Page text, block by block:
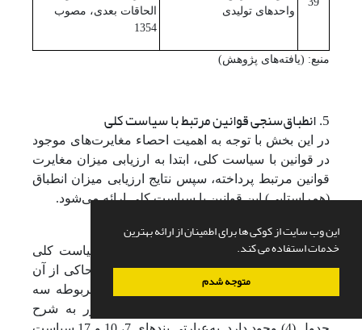
این وب سایت از کوکی ها برای اطمینان از ارائه بهترین
خدمات استفاده می کند.
متوجه شدم
واحدهای تولیدی
الحاقات بعدی، مصوب
1354
منبع: (یافته‌های پژوهش)
5. انطباق‌سنجی قوانین مرتبط با سیاست کلی
در این بخش با توجه به اهمیت احصاء مغایرت‌های موجود
در قوانین با سیاست کلی، ابتدا به ارزیابی میزان مغایرت
قوانین مرتبط پرداخته، سپس نتایج ارزیابی میزان انطباق
(همراستایی) این قوانین با سیاست کلی ارائه می‌شود.
5-1. ارزیابی میزان مغایرت قوانین
بررسی هشت قانون احصاءشده مرتبط با سیاست کلی
«تولید ملی، حمایت از کار و سرمایه ایرانی» حاکی از آن
است که در میان مواد دو مورد از قوانین مربوطه سه
مورد مغایرت با بندهای سیاست کلی مزبور به شرح